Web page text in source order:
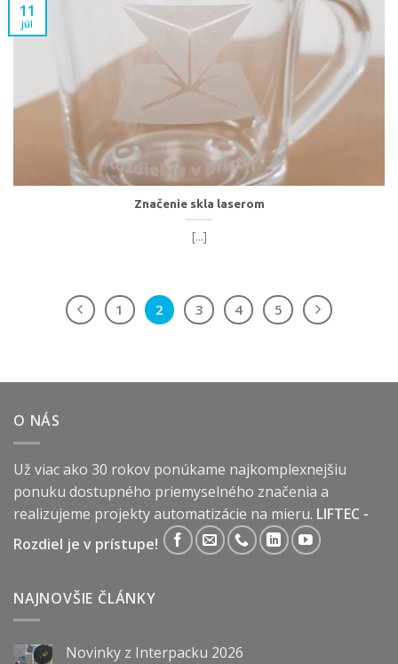
Značenie skla laserom
[...]
11
júl
1 2 3 4 5
O NÁS
Už viac ako 30 rokov ponúkame najkomplexnejšiu
ponuku dostupného priemyselného značenia a
realizujeme projekty automatizácie na mieru. LIFTEC -
Rozdiel je v prístupe!
NAJNOVŠIE ČLÁNKY
Novinky z Interpacku 2026